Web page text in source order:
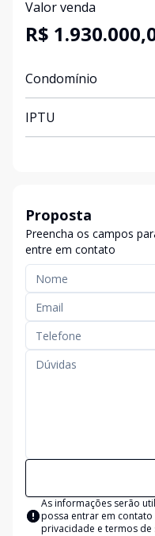
Valor venda
R$
Condomínio
IPTU
Proposta
Preencha os campos
entre em contato
As informações serão
possa entrar em
privacidade e termos de